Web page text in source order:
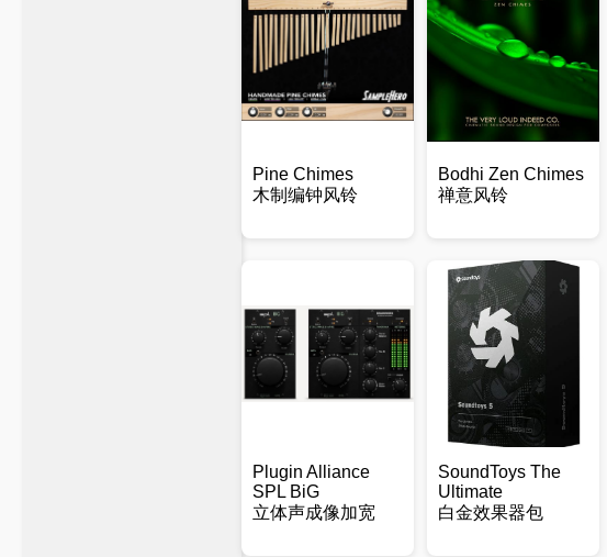
Pine Chimes
木制编钟风铃
Bodhi Zen Chimes
禅意风铃
Plugin Alliance
SPL BiG
立体声成像加宽
SoundToys The
Ultimate
白金效果器包